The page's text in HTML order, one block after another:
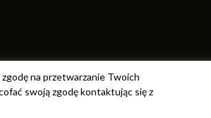
na przetwarzanie Twoich
swoją zgodę kontaktując się z